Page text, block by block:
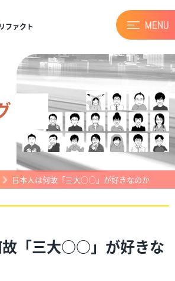
ファクト
日本人は何故「三大○○」が好きなのか
故「三大○○」が好きな